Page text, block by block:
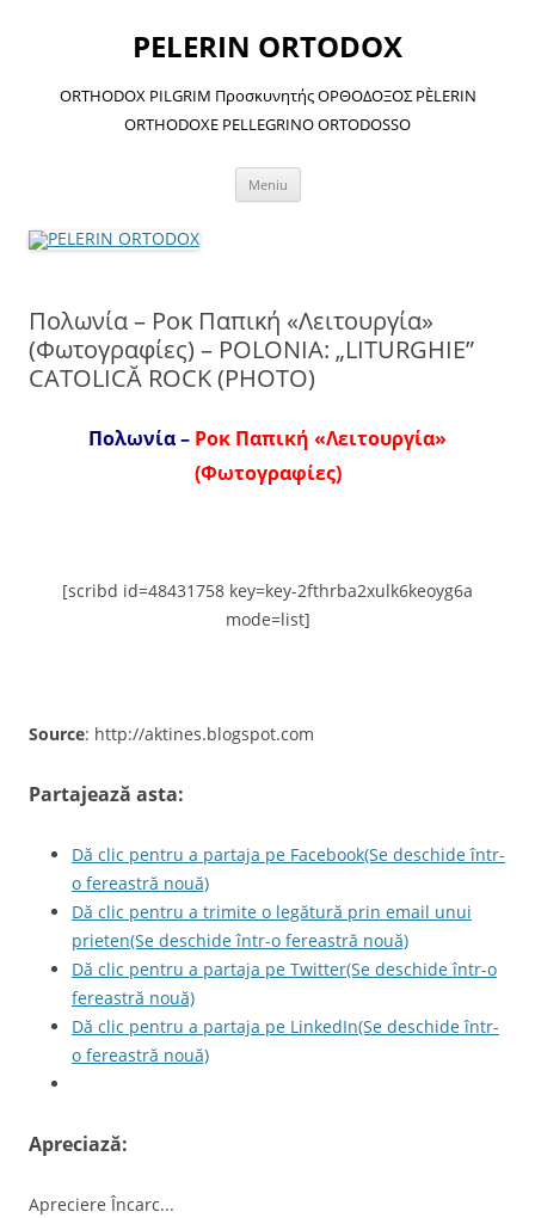
PELERIN ORTODOX
ORTHODOX PILGRIM Προσκυνητής ΟΡΘΟΔΟΞΟΣ PÈLERIN
ORTHODOXE PELLEGRINO ORTODOSSO
Meniu
Πολωνία – Ροκ Παπική «Λειτουργία»
(Φωτογραφίες) – POLONIA: „LITURGHIE”
CATOLICĂ ROCK (PHOTO)
Πολωνία – Ροκ Παπική «Λειτουργία»
(Φωτογραφίες)
[scribd id=48431758 key=key-2fthrba2xulk6keoyg6a
mode=list]
Source: http://aktines.blogspot.com
Partajează asta:
Dă clic pentru a partaja pe Facebook(Se deschide într-
o fereastră nouă)
Dă clic pentru a trimite o legătură prin email unui
prieten(Se deschide într-o fereastră nouă)
Dă clic pentru a partaja pe Twitter(Se deschide într-o
fereastră nouă)
Dă clic pentru a partaja pe LinkedIn(Se deschide într-
o fereastră nouă)
Apreciază:
Apreciere Încarc...